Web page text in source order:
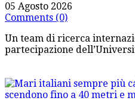
05 Agosto 2026
Comments (0)
Un team di ricerca
partecipazione